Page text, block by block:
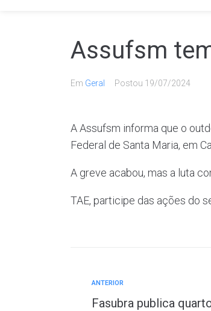
Assufsm
Em Geral Postou 19/07/2024
A Assufsm informa que o
Federal de Santa Maria, em
A greve acabou, mas a luta
TAE, participe das ações do
ANTERIOR
Fasubra publica